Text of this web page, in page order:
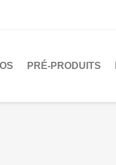
PRÉ-PRODUITS